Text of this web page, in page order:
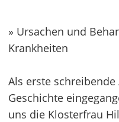
» Ursachen und
Krankheiten
Als erste
Geschichte
uns die Klosterfrau